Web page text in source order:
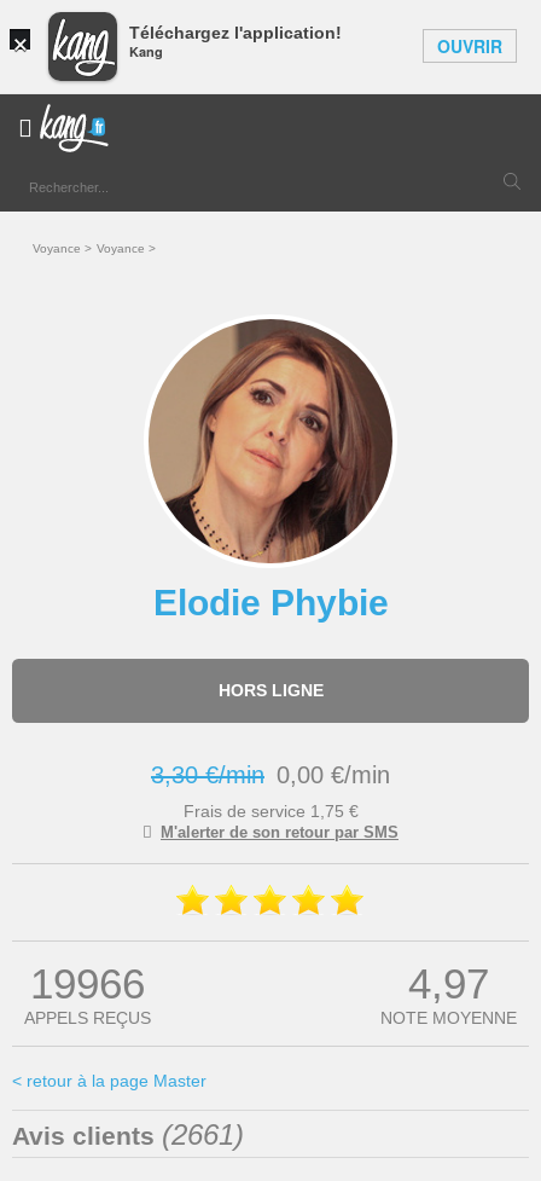
× Téléchargez l'application!
Kang OUVRIR
Voyance Voyance
Elodie Phybie
HORS LIGNE
3,30 €/min 0,00 €/min
Frais de service 1,75 €
M'alerter de son retour par SMS
19966
APPELS REÇUS
4,97
NOTE MOYENNE
< retour à la page Master
Avis clients (2661)